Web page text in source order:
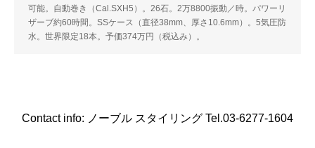
可能。自動巻き（Cal.SXH5）。26石。2万8800振動／時。パワーリ
ザーブ約60時間。SSケース（直径38mm、厚さ10.6mm）。5気圧防
水。世界限定18本。予価374万円（税込み）。
Contact info: ノーブル スタイリング Tel.03-6277-1604